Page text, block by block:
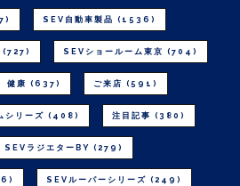
SEV自動車製品 (1536)
(727) SEVショールーム東京 (704)
健康 (637) ご来店 (591)
シリーズ (408) 注目記事 (380)
SEVラジエターBY (279)
SEVルーパーシリーズ (249)